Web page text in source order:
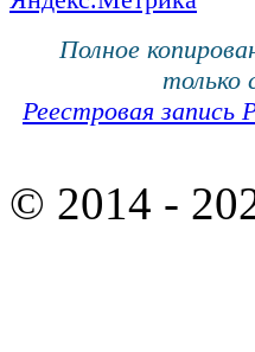
Полное
только
Реестровая
© 2014 -